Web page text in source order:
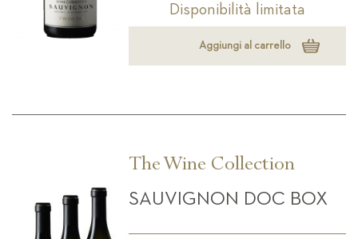
Disponibilità limitata
Aggiungi al carrello
The Wine Collection
SAUVIGNON DOC BOX